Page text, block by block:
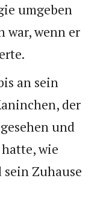
umgeben
war, wenn er
an sein
der
und
wie
Zuhause